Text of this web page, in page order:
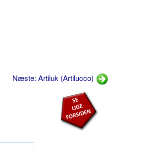
Næste: Artiluk (Artilucco)